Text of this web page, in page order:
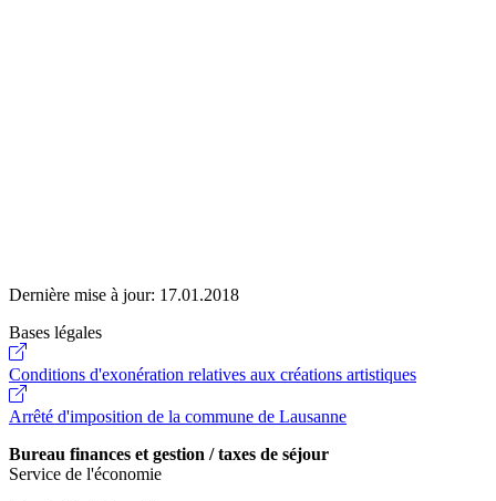
Dernière mise à jour: 17.01.2018
Bases légales
Conditions d'exonération relatives aux créations artistiques
Arrêté d'imposition de la commune de Lausanne
Bureau finances et gestion / taxes de séjour
Service de l'économie